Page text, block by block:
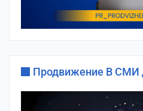
Продвижение В СМИ